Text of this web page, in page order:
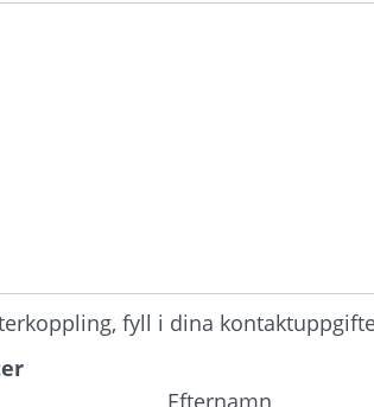
fyll i dina
Efternamn